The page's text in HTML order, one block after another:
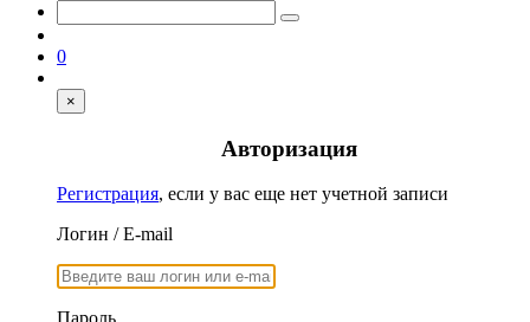
0
×
Авторизация
Регистрация, если у вас еще нет учетной записи
Логин / E-mail